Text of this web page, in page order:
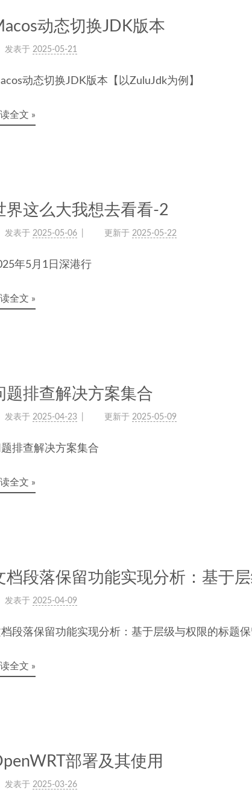
动态切换JDK版本
发表于 2025-05-21
动态切换JDK版本【以ZuluJdk为例】
全文 »
界这么大我想去看看-2
发表于 2025-05-06 更新于 2025-05-22
年5月1日深港行
全文 »
题排查解决方案集合
发表于 2025-04-23 更新于 2025-05-09
排查解决方案集合
全文 »
档段落保留功能实现分析：基于
发表于 2025-04-09
段落保留功能实现分析：基于层级与权限的标题
全文 »
部署及其使用
发表于 2025-03-26